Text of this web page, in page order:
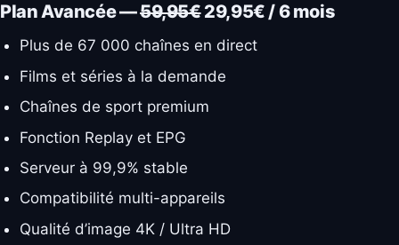
Plan Avancée —59,95€29,95€ / 6 mois
Plus de 67 000 chaînes en direct
Films et séries à la demande
Chaînes de sport premium
Fonction Replay et EPG
Serveur à 99,9% stable
Compatibilité multi-appareils
Qualité d’image 4K / Ultra HD